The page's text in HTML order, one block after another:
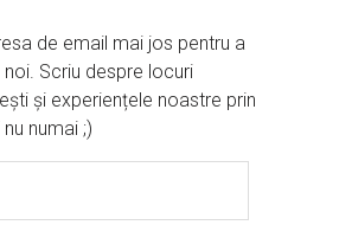
de email mai jos pentru a
Scriu despre locuri
și experiențele noastre prin
numai ;)